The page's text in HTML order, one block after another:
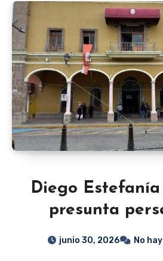
Diego
presunta
junio 30, 2026 No